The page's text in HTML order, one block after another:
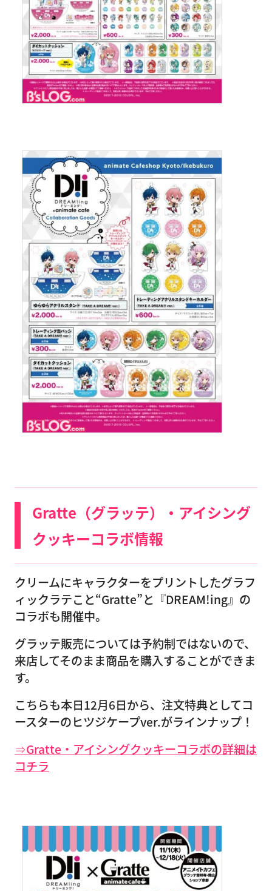
Gratte（グラッテ）・アイシング
クッキーコラボ情報
クリームにキャラクターをプリントしたグラフ
ィックラテこと“Gratte”と『DREAM!ing』の
コラボも開催中。
グラッテ販売については予約制ではないので、
来店してそのまま商品を購入することができま
す。
こちらも本日12月6日から、注文特典としてコ
ースターのヒツジケープver.がラインナップ！
⇒Gratte・アイシングクッキーコラボの詳細は
コチラ